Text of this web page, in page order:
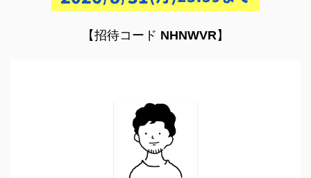
【招待コード NHNWVR】